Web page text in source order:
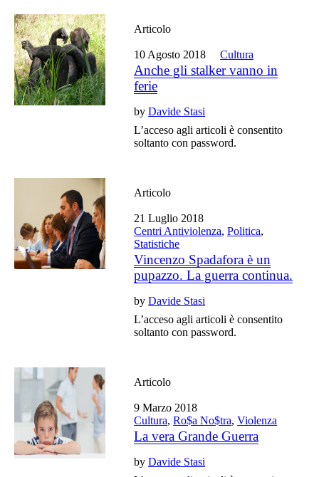
Articolo
10 Agosto 2018 Cultura
Anche gli stalker vanno in
ferie
byDavide Stasi
L’acceso agli articoli è consentito
soltanto con password.
Articolo
21 Luglio 2018
Centri Antiviolenza,Politica,
Statistiche
Vincenzo Spadafora è un
pupazzo. La guerra continua.
byDavide Stasi
L’acceso agli articoli è consentito
soltanto con password.
Articolo
9 Marzo 2018
Cultura,Ro$a No$tra,Violenza
La vera Grande Guerra
byDavide Stasi